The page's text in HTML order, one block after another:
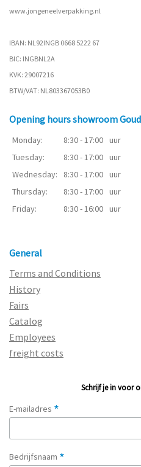
www.jongeneelverpakking.nl
IBAN: NL92INGB 0668 5222 67
BIC: INGBNL2A
KVK: 29007216
BTW/VAT: NL803367053B0
Opening hours showroom
Monday: 8:30 - 17:00 uur
Tuesday:
8:30 - 17:00 uur
Wednesday:
8:30 - 17:00 uur
Thursday:
8:30 - 17:00 uur
Friday:
8:30 - 16:00 uur
General
Terms and Conditions
History
Fairs
Catalog
Employees
freight costs
Schrijf je in voor
E-mailadres *
Bedrijfsnaam *